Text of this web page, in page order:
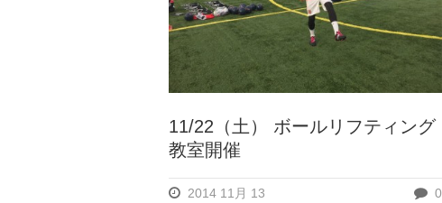
11/22（土） ボールリフティング
教室開催
2014 11月 13 0